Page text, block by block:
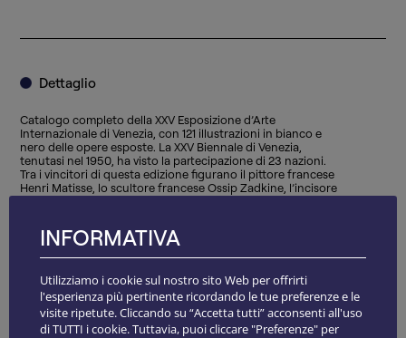
Dettaglio
Catalogo completo della XXV Esposizione d’Arte
Internazionale di Venezia, con 121 illustrazioni in bianco e
nero delle opere esposte. La XXV Biennale di Venezia,
tenutasi nel 1950, ha visto la partecipazione di 23 nazioni.
Tra i vincitori di questa edizione figurano il pittore francese
Henri Matisse, lo scultore francese Ossip Zadkine, l’incisore
l’incisore Giuseppe Viviani. È stata la prima volta che Israele
ha partecipato alla biennale.
INFORMATIVA
Utilizziamo i cookie sul nostro sito Web per offrirti
l'esperienza più pertinente ricordando le tue preferenze e le
visite ripetute. Cliccando su “Accetta tutti” acconsenti all'uso
di TUTTI i cookie. Tuttavia, puoi cliccare "Preferenze" per